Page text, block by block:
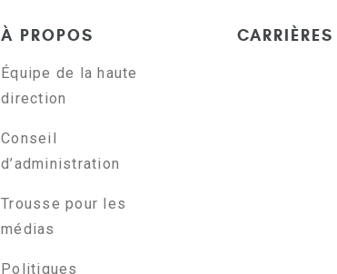
À PROPOS
Équipe de la haute
direction
Conseil
d’administration
Trousse pour les
médias
Politiques
CARRIÈRES